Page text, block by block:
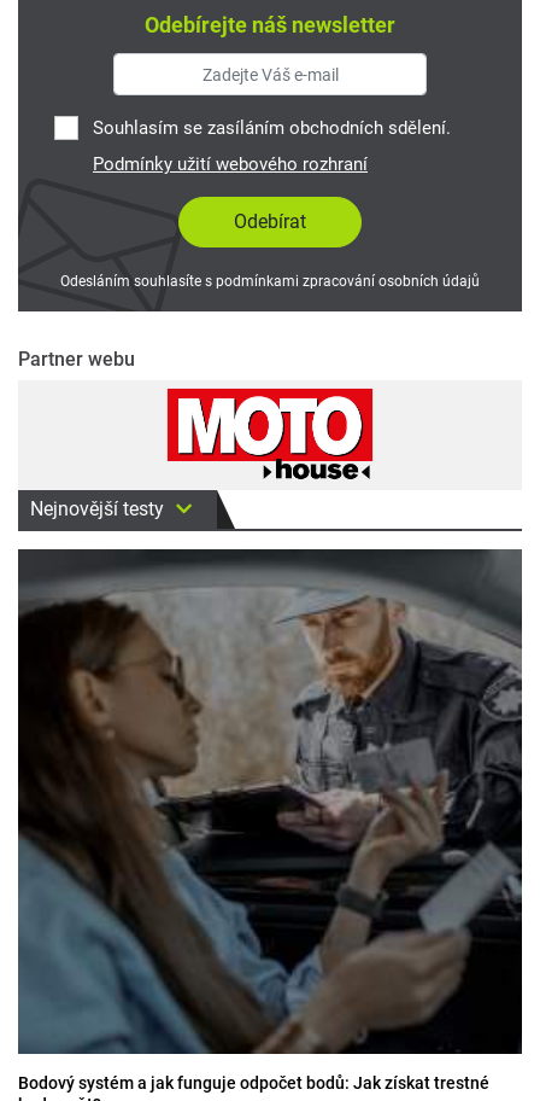
Odebírejte náš newsletter
Souhlasím se zasíláním obchodních sdělení.
Podmínky užití webového rozhraní
Odesláním souhlasíte s podmínkami zpracování osobních údajů
Partner webu
Nejnovější testy
Bodový systém a jak funguje odpočet bodů: Jak získat trestné